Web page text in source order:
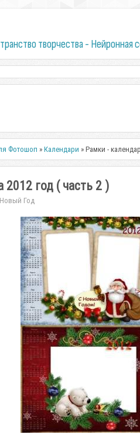
творчества - Нейронная
Фотошоп »Календари » Рамки -
2012 год ( часть 2 )
Новый Год